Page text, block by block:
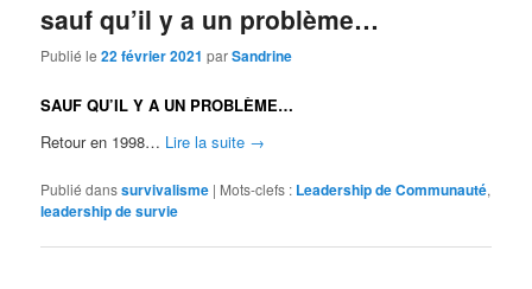
sauf qu’il y a un problème…
Publié le22 février 2021 parSandrine
SAUF QU’IL Y A UN PROBLÈME…
Retour en 1998… Lire la suite →
Publié danssurvivalisme | Mots-clefs : Leadership de Communauté,
leadership de survie